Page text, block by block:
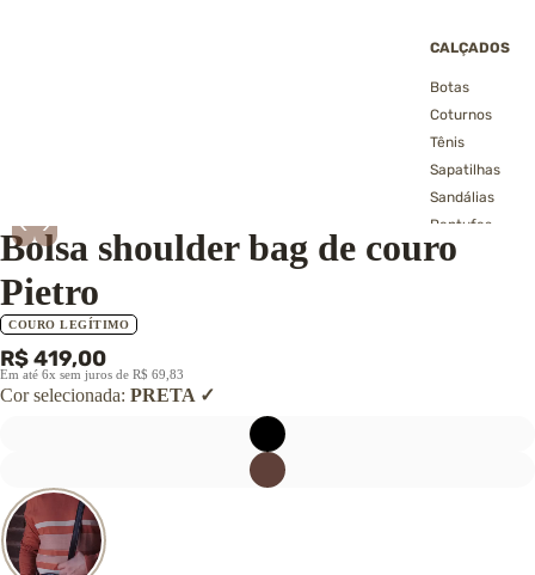
CALÇADOS
Botas
Coturnos
Tênis
Sapatilhas
Sandálias
Pantufas
→ Ver todos os
‹ ›
Bolsa shoulder bag de couro
Pietro
COURO LEGÍTIMO
R$ 419,00
Em até 6x sem juros de R$ 69,83
Cor selecionada: PRETA